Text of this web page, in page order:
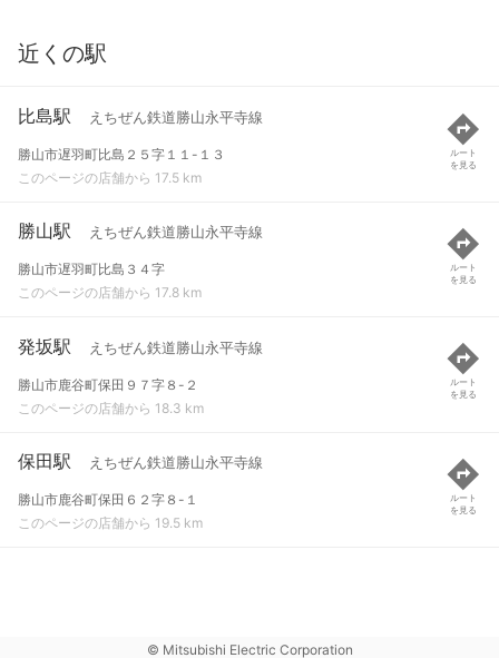
近くの駅
比島駅 えちぜん鉄道勝山永平寺線
勝山市遅羽町比島２５字１１-１３
このページの店舗から 17.5 km
ルート
を見る
勝山駅 えちぜん鉄道勝山永平寺線
勝山市遅羽町比島３４字
このページの店舗から 17.8 km
ルート
を見る
発坂駅 えちぜん鉄道勝山永平寺線
勝山市鹿谷町保田９７字８-２
このページの店舗から 18.3 km
ルート
を見る
保田駅 えちぜん鉄道勝山永平寺線
勝山市鹿谷町保田６２字８-１
このページの店舗から 19.5 km
ルート
を見る
© Mitsubishi Electric Corporation